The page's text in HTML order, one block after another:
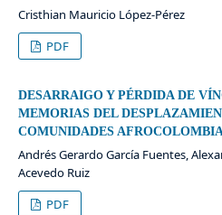
Cristhian Mauricio López-Pérez
PDF
DESARRAIGO Y PÉRDIDA DE
MEMORIAS DEL
COMUNIDADES
Andrés Gerardo García Fuentes,
Acevedo Ruiz
PDF